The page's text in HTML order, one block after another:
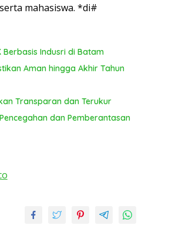
mahasiswa. *di#
Berbasis Indusri di Batam
Aman hingga Akhir Tahun
Transparan dan Terukur
dan Pemberantasan